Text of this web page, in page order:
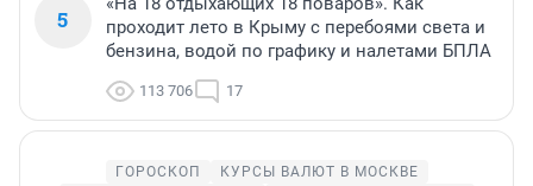
5
проходит лето в Крыму с перебоями света и
бензина, водой по графику и налетами БПЛА
113 706 17
ГОРОСКОП
КУРСЫ ВАЛЮТ В МОСКВЕ